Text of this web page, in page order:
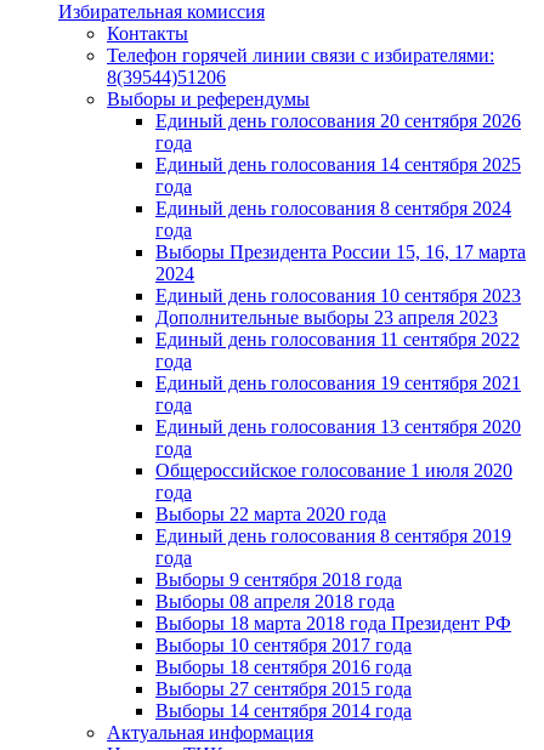
Избирательная комиссия
Контакты
Телефон горячей линии связи с избирателями:
8(39544)51206
Выборы и референдумы
Единый день голосования 20 сентября 2026
года
Единый день голосования 14 сентября 2025
года
Единый день голосования 8 сентября 2024
года
Выборы Президента России 15, 16, 17 марта
2024
Единый день голосования 10 сентября 2023
Дополнительные выборы 23 апреля 2023
Единый день голосования 11 сентября 2022
года
Единый день голосования 19 сентября 2021
года
Единый день голосования 13 сентября 2020
года
Общероссийское голосование 1 июля 2020
года
Выборы 22 марта 2020 года
Единый день голосования 8 сентября 2019
года
Выборы 9 сентября 2018 года
Выборы 08 апреля 2018 года
Выборы 18 марта 2018 года Президент РФ
Выборы 10 сентября 2017 года
Выборы 18 сентября 2016 года
Выборы 27 сентября 2015 года
Выборы 14 сентября 2014 года
Актуальная информация